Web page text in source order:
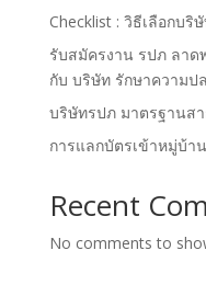
Checklist : วิธีเลือกบ
รับสมัครงาน รปภ ลาด
กับ บริษัท รักษาความป
บริษัทรปภ มาตรฐานส
การแลกบัตรเข้าหมู่บ้า
Recent
No comments to